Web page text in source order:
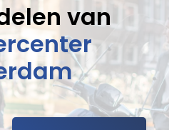
van